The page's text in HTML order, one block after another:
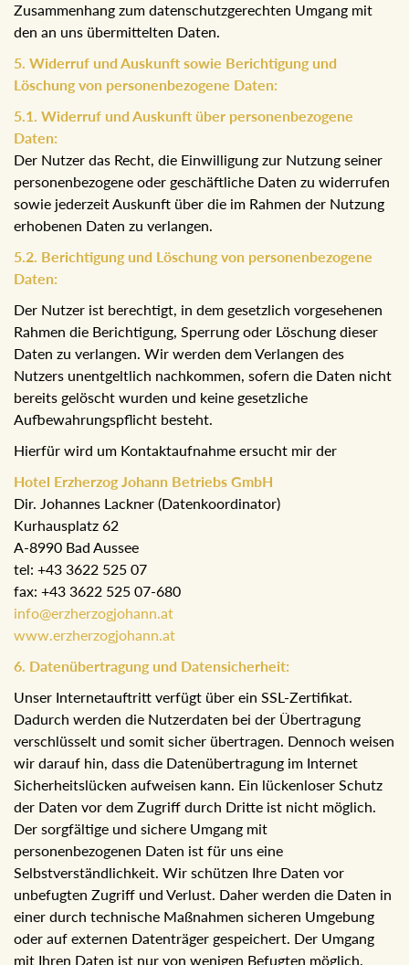
Zusammenhang zum datenschutzgerechten Umgang mit
den an uns übermittelten Daten.
5. Widerruf und Auskunft sowie Berichtigung und
Löschung von personenbezogene Daten:
5.1. Widerruf und Auskunft über personenbezogene
Daten:
Der Nutzer das Recht, die Einwilligung zur Nutzung seiner
personenbezogene oder geschäftliche Daten zu widerrufen
sowie jederzeit Auskunft über die im Rahmen der Nutzung
erhobenen Daten zu verlangen.
5.2. Berichtigung und Löschung von personenbezogene
Daten:
Der Nutzer ist berechtigt, in dem gesetzlich vorgesehenen
Rahmen die Berichtigung, Sperrung oder Löschung dieser
Daten zu verlangen. Wir werden dem Verlangen des
Nutzers unentgeltlich nachkommen, sofern die Daten nicht
bereits gelöscht wurden und keine gesetzliche
Aufbewahrungspflicht besteht.
Hierfür wird um Kontaktaufnahme ersucht mir der
Hotel Erzherzog Johann Betriebs GmbH
Dir. Johannes Lackner (Datenkoordinator)
Kurhausplatz 62
A-8990 Bad Aussee
tel: +43 3622 525 07
fax: +43 3622 525 07-680
info@erzherzogjohann.at
www.erzherzogjohann.at
6. Datenübertragung und Datensicherheit:
Unser Internetauftritt verfügt über ein SSL-Zertifikat.
Dadurch werden die Nutzerdaten bei der Übertragung
verschlüsselt und somit sicher übertragen. Dennoch weisen
wir darauf hin, dass die Datenübertragung im Internet
Sicherheitslücken aufweisen kann. Ein lückenloser Schutz
der Daten vor dem Zugriff durch Dritte ist nicht möglich.
Der sorgfältige und sichere Umgang mit
personenbezogenen Daten ist für uns eine
Selbstverständlichkeit. Wir schützen Ihre Daten vor
unbefugten Zugriff und Verlust. Daher werden die Daten in
einer durch technische Maßnahmen sicheren Umgebung
oder auf externen Datenträger gespeichert. Der Umgang
mit Ihren Daten ist nur von wenigen Befugten möglich.